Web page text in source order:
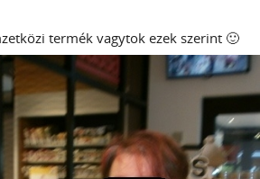
termék vagytok ezek szerint 🙂